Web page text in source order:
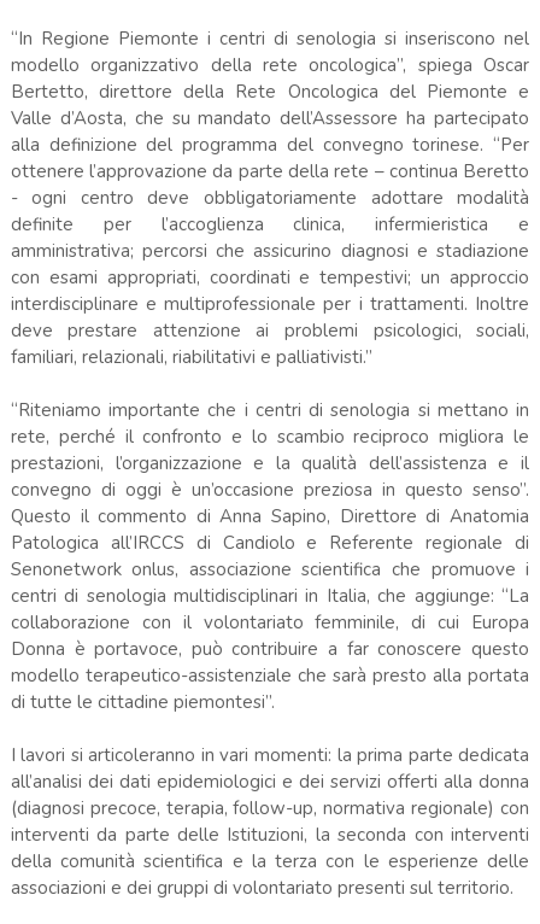
“In Regione Piemonte i centri di senologia si inseriscono nel
modello organizzativo della rete oncologica”, spiega Oscar
Bertetto, direttore della Rete Oncologica del Piemonte e
Valle d’Aosta, che su mandato dell’Assessore ha partecipato
alla definizione del programma del convegno torinese. “Per
ottenere l’approvazione da parte della rete – continua Beretto
- ogni centro deve obbligatoriamente adottare modalità
definite per l’accoglienza clinica, infermieristica e
amministrativa; percorsi che assicurino diagnosi e stadiazione
con esami appropriati, coordinati e tempestivi; un approccio
interdisciplinare e multiprofessionale per i trattamenti. Inoltre
deve prestare attenzione ai problemi psicologici, sociali,
familiari, relazionali, riabilitativi e palliativisti.”
“Riteniamo importante che i centri di senologia si mettano in
rete, perché il confronto e lo scambio reciproco migliora le
prestazioni, l’organizzazione e la qualità dell’assistenza e il
convegno di oggi è un’occasione preziosa in questo senso”.
Questo il commento di Anna Sapino, Direttore di Anatomia
Patologica all’IRCCS di Candiolo e Referente regionale di
Senonetwork onlus, associazione scientifica che promuove i
centri di senologia multidisciplinari in Italia, che aggiunge: “La
collaborazione con il volontariato femminile, di cui Europa
Donna è portavoce, può contribuire a far conoscere questo
modello terapeutico-assistenziale che sarà presto alla portata
di tutte le cittadine piemontesi”.
I lavori si articoleranno in vari momenti: la prima parte dedicata
all’analisi dei dati epidemiologici e dei servizi offerti alla donna
(diagnosi precoce, terapia, follow-up, normativa regionale) con
interventi da parte delle Istituzioni, la seconda con interventi
della comunità scientifica e la terza con le esperienze delle
associazioni e dei gruppi di volontariato presenti sul territorio.